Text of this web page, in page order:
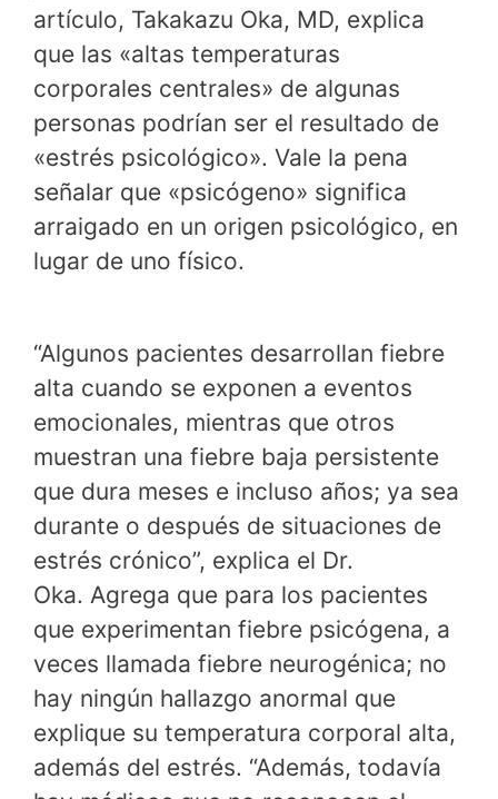
artículo, Takakazu Oka, MD, explica
que las «altas temperaturas
corporales centrales» de algunas
personas podrían ser el resultado de
«estrés psicológico». Vale la pena
señalar que «psicógeno» significa
arraigado en un origen psicológico, en
lugar de uno físico.
“Algunos pacientes desarrollan fiebre
alta cuando se exponen a eventos
emocionales, mientras que otros
muestran una fiebre baja persistente
que dura meses e incluso años; ya sea
durante o después de situaciones de
estrés crónico”, explica el Dr.
Oka. Agrega que para los pacientes
que experimentan fiebre psicógena, a
veces llamada fiebre neurogénica; no
hay ningún hallazgo anormal que
explique su temperatura corporal alta,
además del estrés. “Además, todavía